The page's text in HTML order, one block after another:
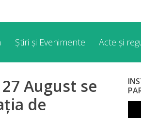
Știri și Evenimente Acte și
August se
de